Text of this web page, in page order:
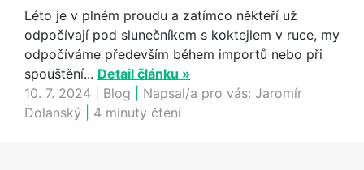
Léto je v plném proudu a zatímco někteří už
odpočívají pod slunečníkem s koktejlem v ruce, my
odpočíváme především během importů nebo při
spouštění... Detail článku »
10. 7. 2024
Blog Napsal/a pro vás: Jaromír
Dolanský
4 minuty čtení